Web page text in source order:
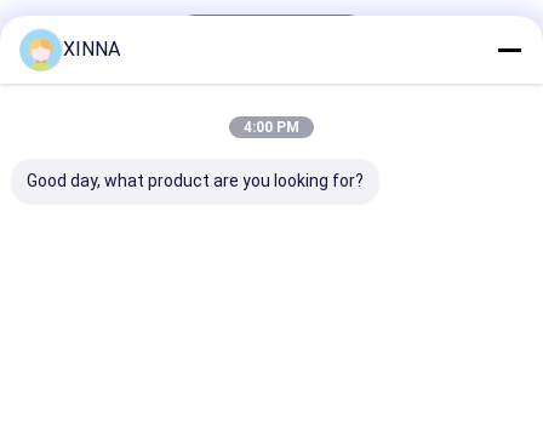
Bạch cầu PP
Danh Mục Của Chúng Tôi
XINNA
4:00 PM
Good day, what product are you looking for?